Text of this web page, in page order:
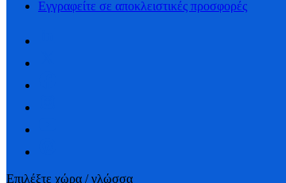
Εγγραφείτε σε αποκλειστικές προσφορές
Επιλέξτε χώρα / γλώσσα